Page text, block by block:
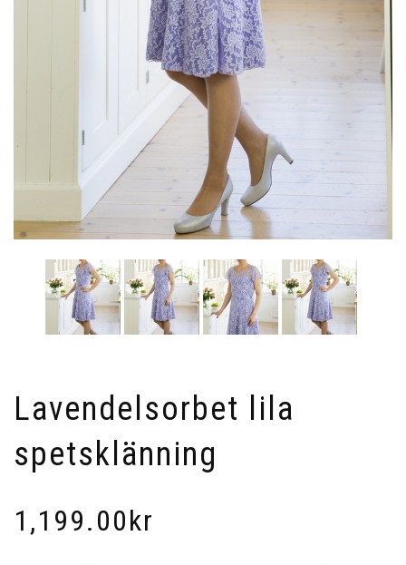
Lavendelsorbet lila
spetsklänning
1,199.00kr